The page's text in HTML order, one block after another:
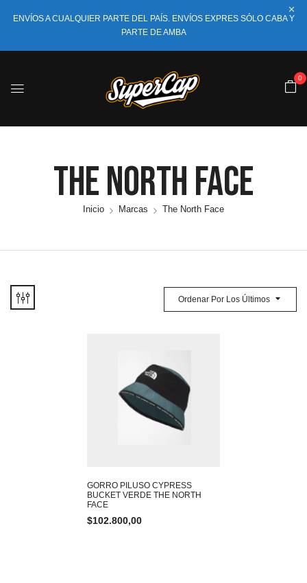
ENVÍOS A CUALQUIER PARTE DEL PAÍS. ENVÍOS EXPRES SÓLO CABA Y
PARTE DE AMBA
0
The North Face
Inicio Marcas The North Face
Ordenar Por Los Últimos
GORRO PILUSO CYPRESS
BUCKET VERDE THE NORTH
FACE
$102.800,00